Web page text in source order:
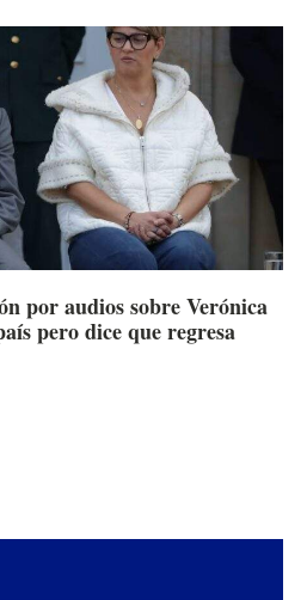
por audios sobre Verónica
pero dice que regresa